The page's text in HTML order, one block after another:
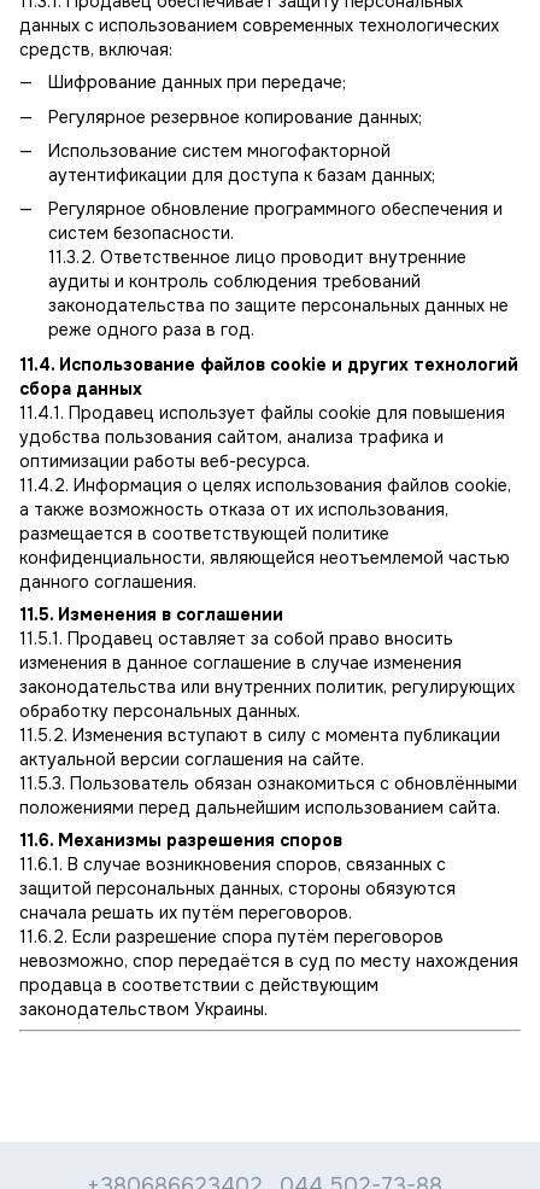
данных с использованием современных технологических
средств, включая:
Шифрование данных при передаче;
Регулярное резервное копирование данных;
Использование систем многофакторной
аутентификации для доступа к базам данных;
Регулярное обновление программного обеспечения и
систем безопасности.
11.3.2. Ответственное лицо проводит внутренние
аудиты и контроль соблюдения требований
законодательства по защите персональных данных не
реже одного раза в год.
11.4. Использование файлов cookie и других технологий
сбора данных
11.4.1. Продавец использует файлы cookie для повышения
удобства пользования сайтом, анализа трафика и
оптимизации работы веб-ресурса.
11.4.2. Информация о целях использования файлов cookie,
а также возможность отказа от их использования,
размещается в соответствующей политике
конфиденциальности, являющейся неотъемлемой частью
данного соглашения.
11.5. Изменения в соглашении
11.5.1. Продавец оставляет за собой право вносить
изменения в данное соглашение в случае изменения
законодательства или внутренних политик, регулирующих
обработку персональных данных.
11.5.2. Изменения вступают в силу с момента публикации
актуальной версии соглашения на сайте.
11.5.3. Пользователь обязан ознакомиться с обновлёнными
положениями перед дальнейшим использованием сайта.
11.6. Механизмы разрешения споров
11.6.1. В случае возникновения споров, связанных с
защитой персональных данных, стороны обязуются
сначала решать их путём переговоров.
11.6.2. Если разрешение спора путём переговоров
невозможно, спор передаётся в суд по месту нахождения
продавца в соответствии с действующим
законодательством Украины.